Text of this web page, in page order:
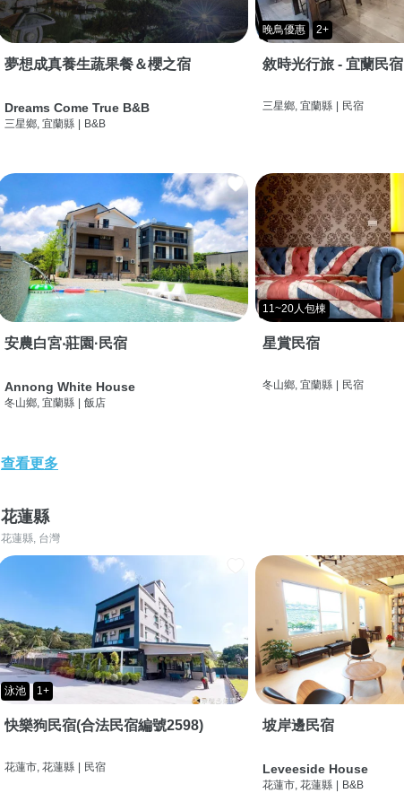
夢想成真養生蔬果餐＆櫻之宿
Dreams Come True B&B
三星鄉, 宜蘭縣 | B&B
晚鳥優惠 2+
敘時光行旅 - 宜蘭民宿
三星鄉, 宜蘭縣 | 民宿
安農白宮‧莊園·民宿
Annong White House
冬山鄉, 宜蘭縣 | 飯店
11~20人包棟
星賞民宿
冬山鄉, 宜蘭縣 | 民宿
查看更多
花蓮縣
花蓮縣, 台灣
泳池 1+
快樂狗民宿(合法民宿編號2598)
花蓮市, 花蓮縣 | 民宿
坡岸邊民宿
Leveeside House
花蓮市, 花蓮縣 | B&B